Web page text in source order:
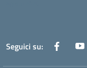
Seguici su: